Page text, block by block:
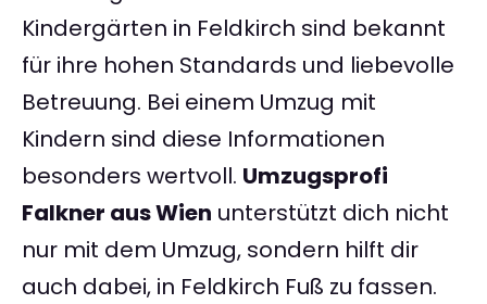
Kindergärten in Feldkirch sind bekannt
für ihre hohen Standards und liebevolle
Betreuung. Bei einem Umzug mit
Kindern sind diese Informationen
besonders wertvoll. Umzugsprofi
Falkner aus Wien unterstützt dich nicht
nur mit dem Umzug, sondern hilft dir
auch dabei, in Feldkirch Fuß zu fassen.